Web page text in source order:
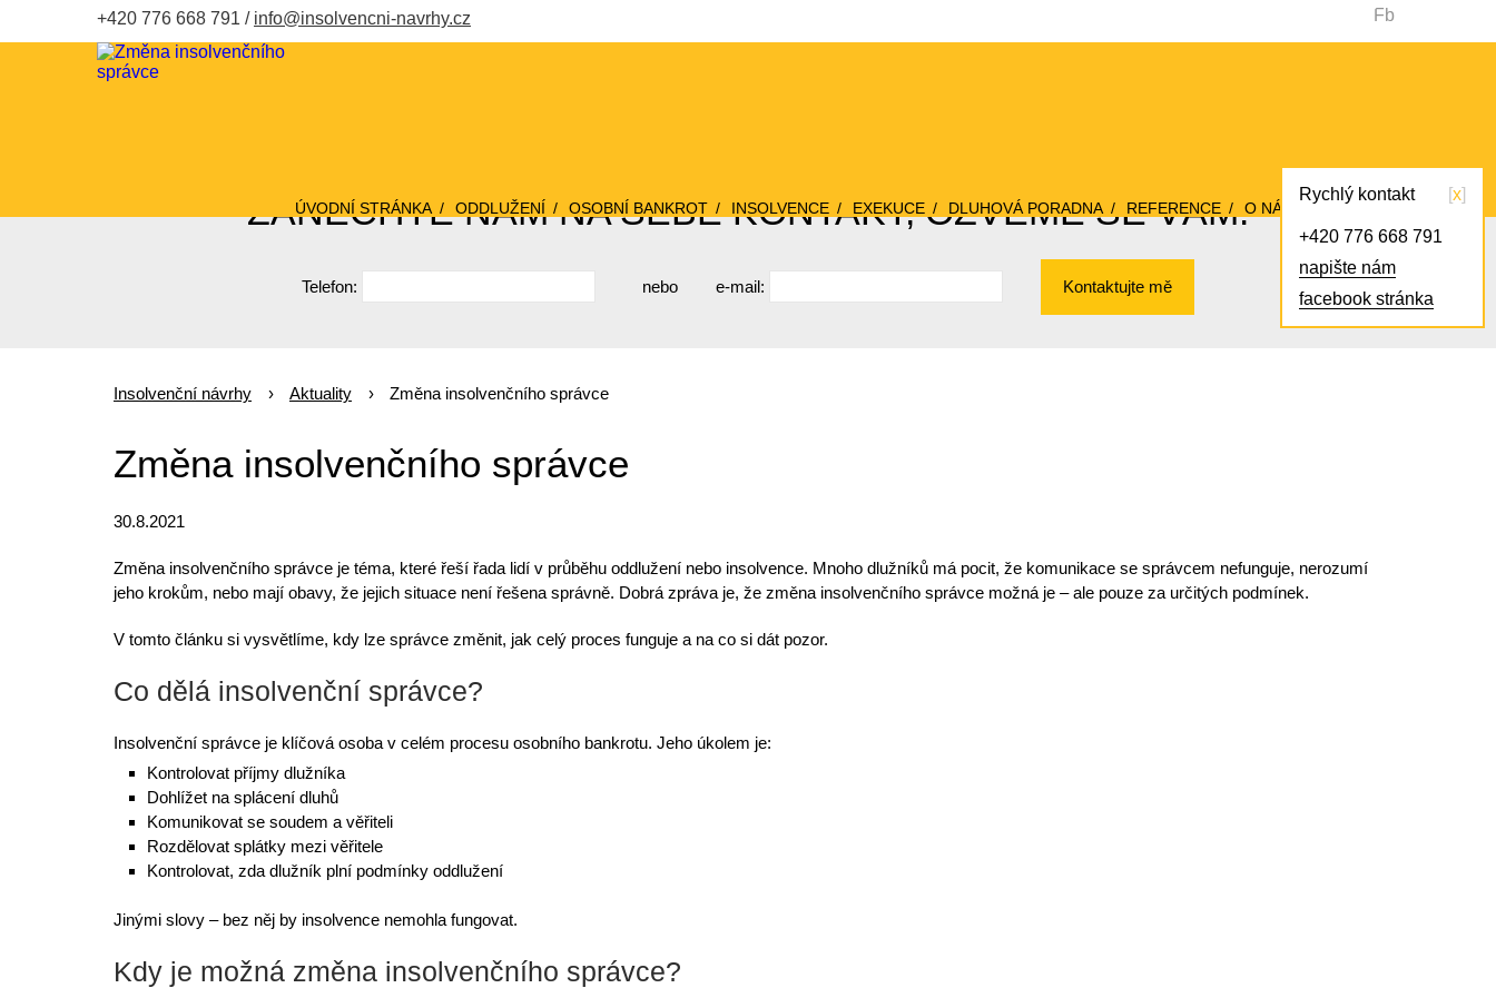
+420 776 668 791 info@insolvencni-navrhy.cz Fb
ÚVODNÍ STRÁNKA ODDLUŽENÍ OSOBNÍ BANKROT INSOLVENCE EXEKUCE DLUHOVÁ PORADNA REFERENCE O NÁS KONTAKT
ZANECHTE NÁM NA SEBE KONTAKT, OZVEME SE VÁM!
Telefon: nebo e-mail: Kontaktujte mě
Insolvenční návrhy Aktuality Změna insolvenčního správce
Změna insolvenčního správce
30.8.2021
Změna insolvenčního správce je téma, které řeší řada lidí v průběhu oddlužení nebo insolvence. Mnoho dlužníků má pocit, že komunikace se správcem nefunguje, nerozumí
jeho krokům, nebo mají obavy, že jejich situace není řešena správně. Dobrá zpráva je, že změna insolvenčního správce možná je – ale pouze za určitých podmínek.
V tomto článku si vysvětlíme, kdy lze správce změnit, jak celý proces funguje a na co si dát pozor.
Co dělá insolvenční správce?
Insolvenční správce je klíčová osoba v celém procesu osobního bankrotu. Jeho úkolem je:
Kontrolovat příjmy dlužníka
Dohlížet na splácení dluhů
Komunikovat se soudem a věřiteli
Rozdělovat splátky mezi věřitele
Kontrolovat, zda dlužník plní podmínky oddlužení
Jinými slovy – bez něj by insolvence nemohla fungovat.
Kdy je možná změna insolvenčního správce?
Rychlý kontakt x
+420 776 668 791
napište nám
facebook stránka